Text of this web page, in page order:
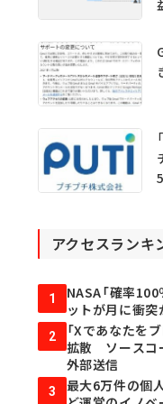
アクセスランキ
1
NASA「確率
ットが月に衝
2
「Xであなたを
拡散 ソースコ
外部送信
3
最大6万件の個